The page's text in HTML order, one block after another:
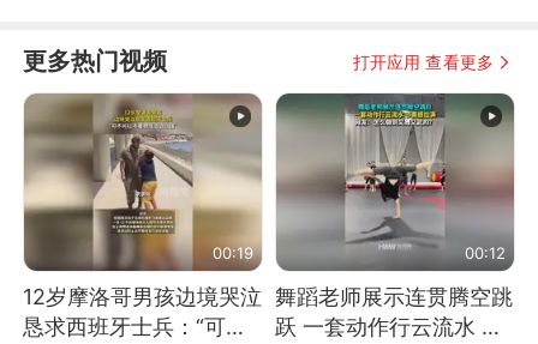
更多热门视频 打开应用 查看更多
00:19
12岁摩洛哥男孩边境哭泣
恳求西班牙士兵：“可不
00:12
舞蹈老师展示连贯腾空跳
跃 一套动作行云流水 节